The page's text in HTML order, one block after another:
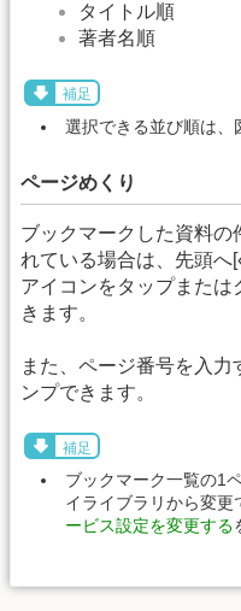
タイトル順
著者名順
補足
選択できる並び順は、
ページめくり
ブックマークした資料
れている場合は、先頭へ
アイコンをタップまた
きます。
また、ページ番号を入
ンプできます。
補足
ブックマーク一覧の1
イライブラリから変更
ービス設定を変更する